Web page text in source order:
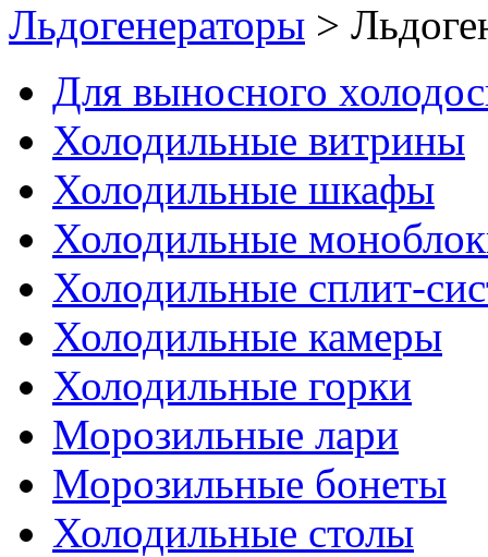
Льдогенераторы >
Для выносного
Холодильные витрины
Холодильные шкафы
Холодильные
Холодильные сплит-
Холодильные камеры
Холодильные горки
Морозильные лари
Морозильные бонеты
Холодильные столы